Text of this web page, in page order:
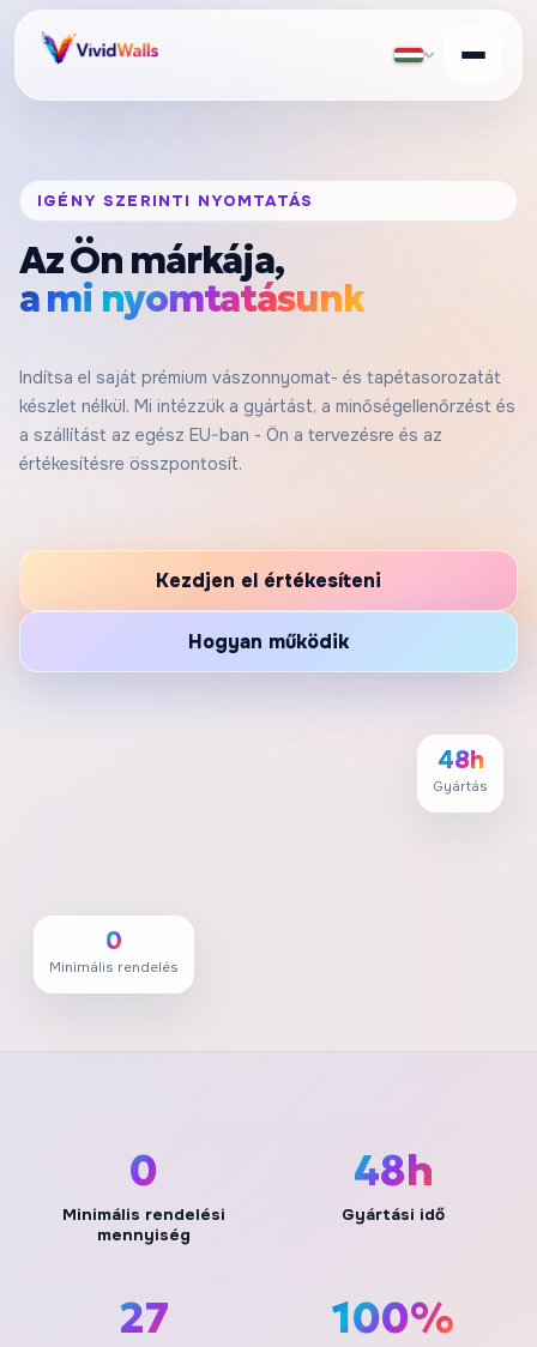
IGÉNY SZERINTI NYOMTATÁS
Az Ön márkája,
a mi nyomtatásunk
Indítsa el saját prémium vászonnyomat- és tapétasorozatát
készlet nélkül. Mi intézzük a gyártást, a minőségellenőrzést és
a szállítást az egész EU-ban - Ön a tervezésre és az
értékesítésre összpontosít.
Kezdjen el értékesíteni
Hogyan működik
0
Minimális rendelés
48h
Gyártás
0
Minimális rendelési
mennyiség
48h
Gyártási idő
27 100%